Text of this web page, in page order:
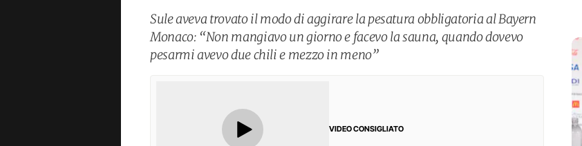
Sule aveva trovato il modo di aggirare la pesatura obbligatoria al Bayern
Monaco: “Non mangiavo un giorno e facevo la sauna, quando dovevo
pesarmi avevo due chili e mezzo in meno”
VIDEO CONSIGLIATO